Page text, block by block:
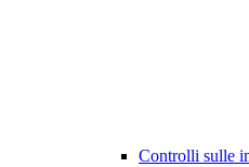
Controlli sulle